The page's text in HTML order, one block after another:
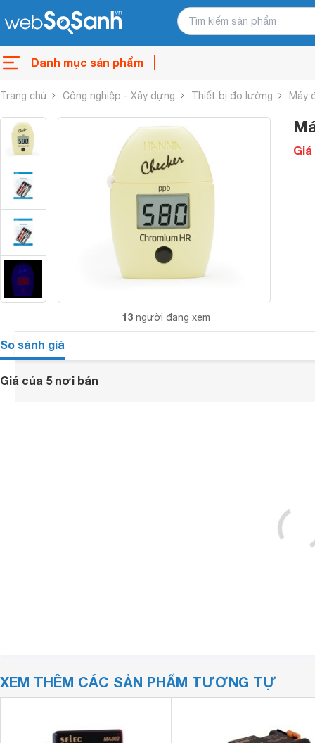
Danh mục sản phẩm
Trang chủ Công nghiệp - Xây dựng Thiết bị đo lường Máy
13 người đang xem
So sánh giá
Giá của 5 nơi bán
XEM THÊM CÁC SẢN PHẨM TƯƠNG TỰ